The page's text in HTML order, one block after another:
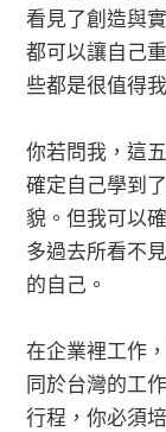
看見了創造與
都可以讓自己
些都是很值得
你若問我，這
確定自己學到
貌。但我可以
多過去所看不
的自己。
在企業裡工作
同於台灣的工
行程，你必須